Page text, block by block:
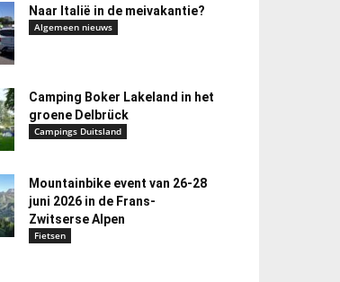
Naar Italië in de meivakantie?
Algemeen nieuws
Camping Boker Lakeland in het
groene Delbrück
Campings Duitsland
Mountainbike event van 26-28
juni 2026 in de Frans-
Zwitserse Alpen
Fietsen